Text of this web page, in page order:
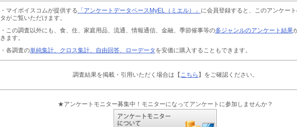
・マイボイスコムが提供する 「アンケートデータベースMyEL（ミエル）」 に会員登録すると、このアンケー
タがご覧いただけます。
・この調査以外にも、食、住、家庭用品、流通、情報通信、金融、季節催事等の多ジャンルのアンケート結果
きます。
・各調査の単純集計、クロス集計、自由回答、ローデータ を安価に購入することもできます。
調査結果を掲載・引用いただく場合は【 こちら 】をご確認ください。
★アンケートモニター募集中！モニターになってアンケートに参加しませんか？